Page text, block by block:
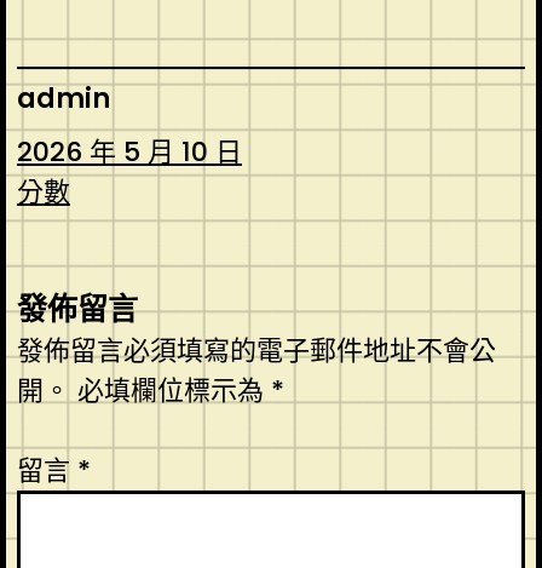
admin
2026 年 5 月 10 日
分數
發佈留言
發佈留言必須填寫的電子郵件地址不會公
開。 必填欄位標示為 *
留言 *